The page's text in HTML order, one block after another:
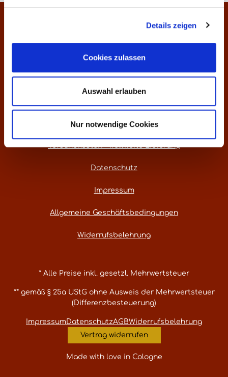
Details zeigen
Cookies zulassen
Auswahl erlauben
Nur notwendige Cookies
Über uns
Weinankauf
Versandkosten - weltweite Lieferung
Datenschutz
Impressum
Allgemeine Geschäftsbedingungen
Widerrufsbelehrung
* Alle Preise inkl. gesetzl. Mehrwertsteuer
** gemäß § 25a UStG ohne Ausweis der Mehrwertsteuer
(Differenzbesteuerung)
ImpressumDatenschutzAGBWiderrufsbelehrung
Vertrag widerrufen
Made with love in Cologne